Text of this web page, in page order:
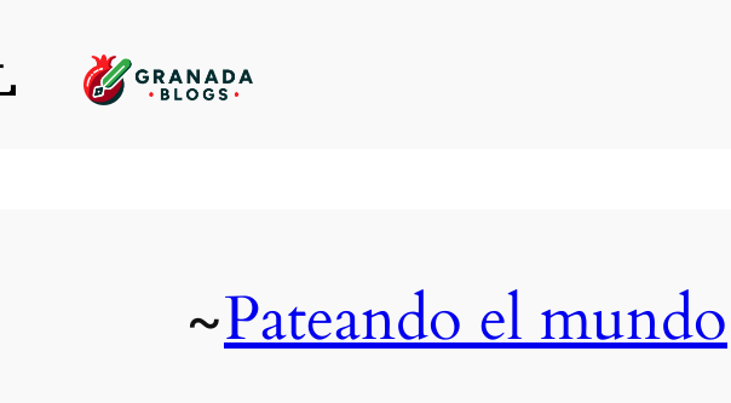
~Pateando el mundo